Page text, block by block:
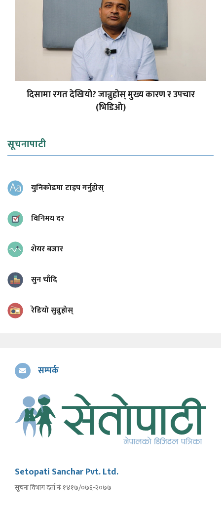
दिसामा रगत देखियो? जान्नुहोस् मुख्य कारण र उपचार
(भिडिओ)
सूचनापाटी
युनिकोडमा टाइप गर्नुहोस्
विनिमय दर
शेयर बजार
सुन चाँदि
रेडियो सुन्नुहोस्
सम्पर्क
Setopati Sanchar Pvt. Ltd.
सूचना विभाग दर्ता नंः १४१७/०७६-२०७७